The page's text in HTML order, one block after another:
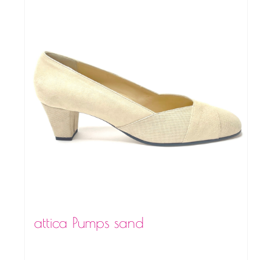
attica Pumps sand